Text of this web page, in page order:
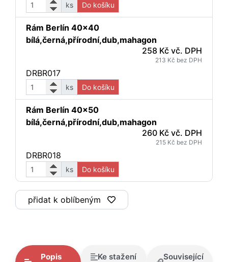
ks Do košíku
Rám Berlín 40x40
bílá,černá,přírodní,dub,mahagon
258 Kč vč. DPH
213 Kč bez DPH
DRBR017
ks Do košíku
Rám Berlín 40x50
bílá,černá,přírodní,dub,mahagon
260 Kč vč. DPH
215 Kč bez DPH
DRBR018
ks Do košíku
přidat k oblíbeným
Popis
Ke stažení
Související